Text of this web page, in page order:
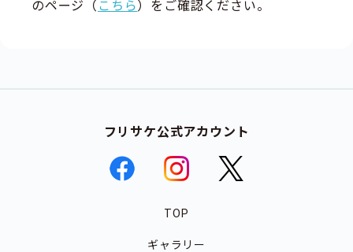
のページ（ こちら）をご確認ください。
フリサケ公式アカウント
TOP
ギャラリー